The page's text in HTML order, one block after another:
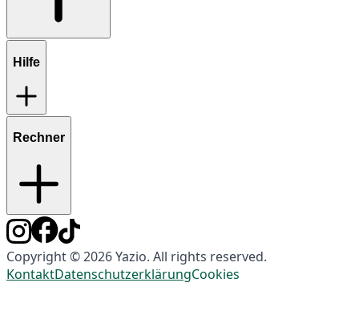
Hilfe
Rechner
Copyright © 2026 Yazio. All rights reserved.
KontaktDatenschutzerklärungCookies